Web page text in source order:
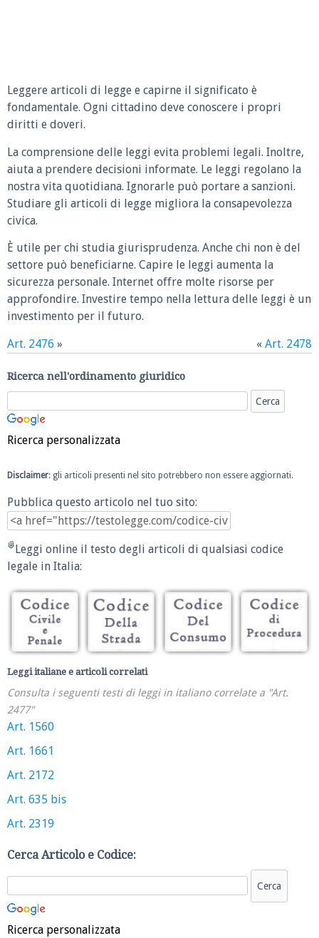
Leggere articoli di legge e capirne il significato è
fondamentale. Ogni cittadino deve conoscere i propri
diritti e doveri.
La comprensione delle leggi evita problemi legali. Inoltre,
aiuta a prendere decisioni informate. Le leggi regolano la
nostra vita quotidiana. Ignorarle può portare a sanzioni.
Studiare gli articoli di legge migliora la consapevolezza
civica.
È utile per chi studia giurisprudenza. Anche chi non è del
settore può beneficiarne. Capire le leggi aumenta la
sicurezza personale. Internet offre molte risorse per
approfondire. Investire tempo nella lettura delle leggi è un
investimento per il futuro.
Art. 2476 » « Art. 2478
Ricerca nell'ordinamento giuridico
Ricerca personalizzata
Disclaimer: gli articoli presenti nel sito potrebbero non essere aggiornati.
Pubblica questo articolo nel tuo sito:
Leggi online il testo degli articoli di qualsiasi codice
legale in Italia:
Leggi italiane e articoli correlati
Consulta i seguenti testi di leggi in italiano correlate a "Art.
2477"
Art. 1560
Art. 1661
Art. 2172
Art. 635 bis
Art. 2319
Cerca Articolo e Codice:
Ricerca personalizzata